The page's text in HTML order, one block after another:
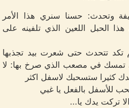
وتحدث: حسنا سنري هذا الأمر
الحبل اللعين الذي تلفينه على
تكد تتحدث حتى شعرت بيد تجذبها
تمسك في مصعب الذي صرخ بها: لا
كثيرا ستسحبك لاسفل اكثر
للأسفل بالفعل يا غبي
تركت يدك يا...